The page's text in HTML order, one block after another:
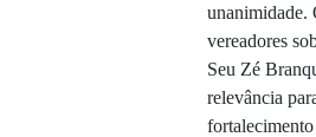
unanimidade.
vereadores
Seu Zé
relevância